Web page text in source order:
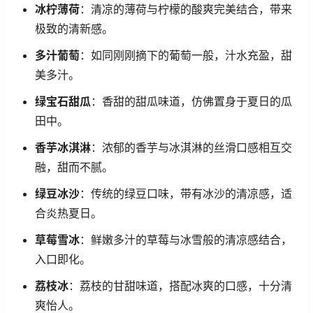
冰柠薄荷：清凉的薄荷与柠檬的酸爽完美结合，带来
极致的清新感。
多汁葡萄：如同刚刚摘下的葡萄一般，汁水充盈，甜
美多汁。
绿宝石甜瓜 ：香甜的甜瓜味道，仿佛置身于夏日的瓜
田中。
香芋冰淇淋：浓郁的香芋与冰淇淋的丝滑口感相互交
融，甜而不腻。
绿豆冰沙：传统的绿豆口味，带有冰沙的清凉感，适
合炎热夏日。
草莓雪冰：鲜嫩多汁的草莓与冰雪般的清凉感结合，
入口即化。
荔枝冰：荔枝的甘甜味道，搭配冰爽的口感，十分清
爽怡人。